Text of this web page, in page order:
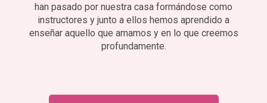
han pasado por nuestra casa formándose como
instructores y junto a ellos hemos aprendido a
enseñar aquello que amamos y en lo que creemos
profundamente.